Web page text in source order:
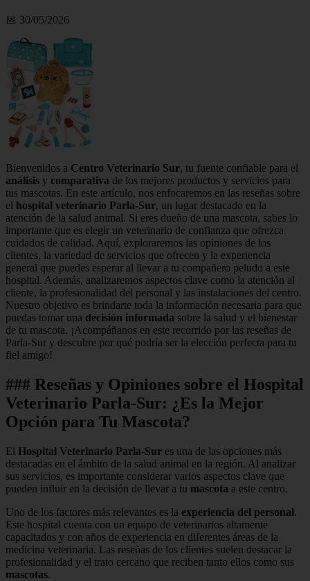
📅 30/05/2026
Bienvenidos a Centro Veterinario Sur, tu fuente confiable para el
análisis y comparativa de los mejores productos y servicios para
tus mascotas. En este artículo, nos enfocaremos en las reseñas sobre
el hospital veterinario Parla-Sur, un lugar destacado en la
atención de la salud animal. Si eres dueño de una mascota, sabes lo
importante que es elegir un veterinario de confianza que ofrezca
cuidados de calidad. Aquí, exploraremos las opiniones de los
clientes, la variedad de servicios que ofrecen y la experiencia
general que puedes esperar al llevar a tu compañero peludo a este
hospital. Además, analizaremos aspectos clave como la atención al
cliente, la profesionalidad del personal y las instalaciones del centro.
Nuestro objetivo es brindarte toda la información necesaria para que
puedas tomar una decisión informada sobre la salud y el bienestar
de tu mascota. ¡Acompáñanos en este recorrido por las reseñas de
Parla-Sur y descubre por qué podría ser la elección perfecta para tu
fiel amigo!
### Reseñas y Opiniones sobre el Hospital
Veterinario Parla-Sur: ¿Es la Mejor
Opción para Tu Mascota?
El Hospital Veterinario Parla-Sur es una de las opciones más
destacadas en el ámbito de la salud animal en la región. Al analizar
sus servicios, es importante considerar varios aspectos clave que
pueden influir en la decisión de llevar a tu mascota a este centro.
Uno de los factores más relevantes es la experiencia del personal.
Este hospital cuenta con un equipo de veterinarios altamente
capacitados y con años de experiencia en diferentes áreas de la
medicina veterinaria. Las reseñas de los clientes suelen destacar la
profesionalidad y el trato cercano que reciben tanto ellos como sus
mascotas.